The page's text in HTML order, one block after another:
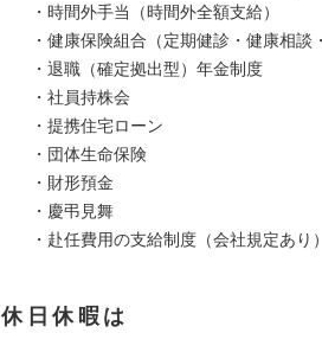
・時間外手当（時間外全額支給）
・健康保険組合（定期健診・健康相談
・退職（確定拠出型）年金制度
・社員持株会
・提携住宅ローン
・団体生命保険
・財形預金
・慶弔見舞
・赴任費用の支給制度（会社規定あり）
休日休暇は